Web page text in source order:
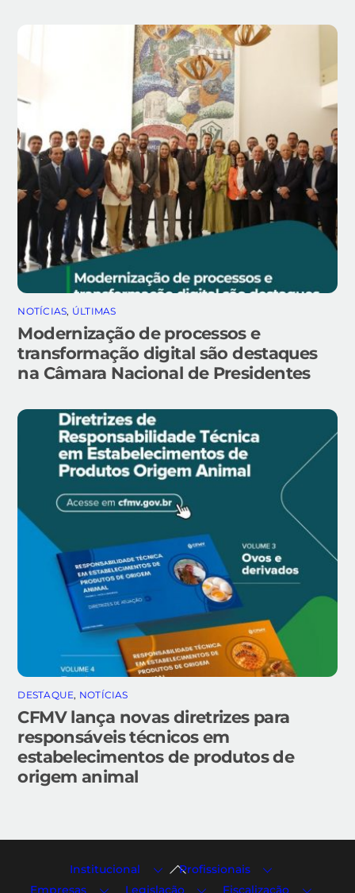
NOTÍCIAS, ÚLTIMAS
Modernização de processos e
transformação digital são destaques
na Câmara Nacional de Presidentes
DESTAQUE, NOTÍCIAS
CFMV lança novas diretrizes para
responsáveis técnicos em
estabelecimentos de produtos de
origem animal
Back
To
Institucional
Profissionais
Empresas
Legislação Fiscalização